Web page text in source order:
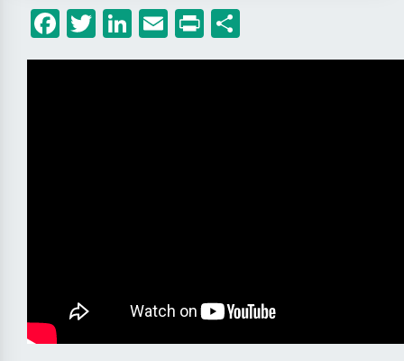
Facebook
Twitter
LinkedIn
Email
Print